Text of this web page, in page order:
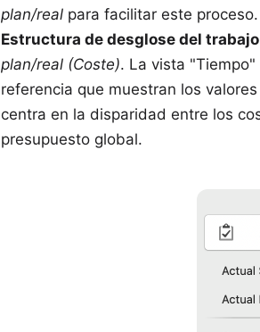
plan/real para facilitar este
Estructura de desglose del trabajo
plan/real (Coste). La vista
referencia que muestran los
centra en la disparidad entre los
presupuesto global.